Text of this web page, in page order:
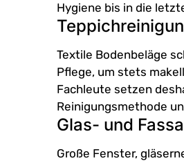
Hygiene bis in die
Textile Bodenbeläge
Pflege, um stets
Fachleute setzen
Reinigungsmethode
Glas- und
Große Fenster,